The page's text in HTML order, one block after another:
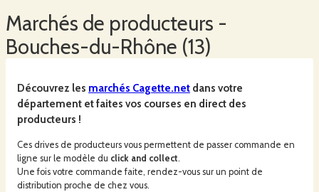
Marchés de producteurs -
Bouches-du-Rhône (13)
Découvrez les marchés Cagette.net dans votre
département et faites vos courses en direct des
producteurs !
Ces drives de producteurs vous permettent de passer commande en
ligne sur le modèle du click and collect.
Une fois votre commande faite, rendez-vous sur un point de
distribution proche de chez vous.